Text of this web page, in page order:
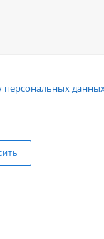
персональных